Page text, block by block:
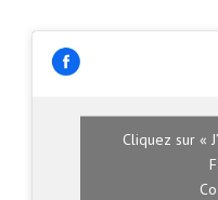
Cliquez sur «